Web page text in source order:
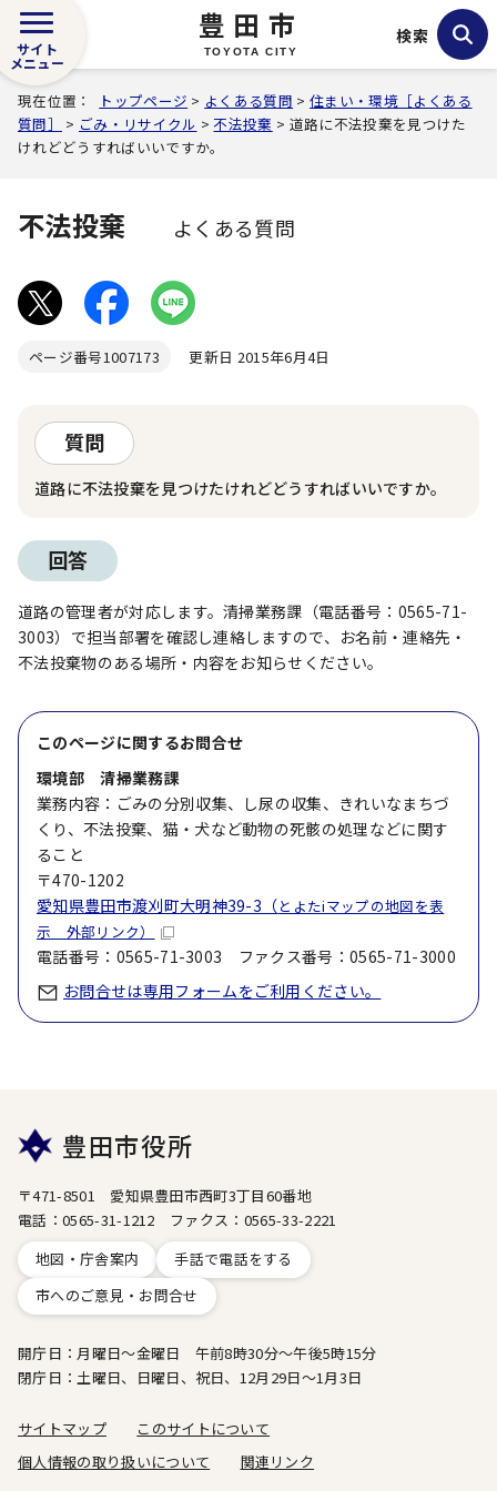
豊田市
TOYOTA CITY
サイト
メニュー
検索
現在位置： トップページ > よくある質問 >住まい・環境［よくある
質問］
> ごみ・リサイクル >不法投棄 > 道路に不法投棄を見つけた
けれどどうすればいいですか。
不法投棄 よくある質問
ページ番号1007173 更新日 2015年6月4日
質問
道路に不法投棄を見つけたけれどどうすればいいですか。
回答
道路の管理者が対応します。清掃業務課（電話番号：0565-71-
3003）で担当部署を確認し連絡しますので、お名前・連絡先・
不法投棄物のある場所・内容をお知らせください。
このページに関するお問合せ
環境部 清掃業務課
業務内容：ごみの分別収集、し尿の収集、きれいなまちづ
くり、不法投棄、猫・犬など動物の死骸の処理などに関す
ること
〒470-1202
愛知県豊田市渡刈町大明神39-3（とよたiマップの地図を表
示 外部リンク）
電話番号：0565-71-3003 ファクス番号：0565-71-3000
お問合せは専用フォームをご利用ください。
豊田市役所
〒471-8501 愛知県豊田市西町3丁目60番地
電話：0565-31-1212 ファクス：0565-33-2221
地図・庁舎案内
手話で電話をする
市へのご意見・お問合せ
開庁日：月曜日～金曜日 午前8時30分～午後5時15分
閉庁日：土曜日、日曜日、祝日、12月29日～1月3日
サイトマップ
このサイトについて
個人情報の取り扱いについて
関連リンク